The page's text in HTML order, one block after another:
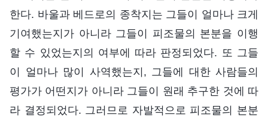
한다. 바울과 베드로의 종착지는 그들이 얼마나 크게
기여했는지가 아니라 그들이 피조물의 본분을 이행
할 수 있었는지의 여부에 따라 판정되었다. 또 그들
이 얼마나 많이 사역했는지, 그들에 대한 사람들의
평가가 어떤지가 아니라 그들이 원래 추구한 것에 따
라 결정되었다. 그러므로 자발적으로 피조물의 본분